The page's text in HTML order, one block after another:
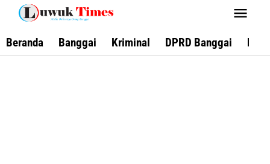
Lewati
konten
Beranda Banggai Kriminal DPRD Banggai